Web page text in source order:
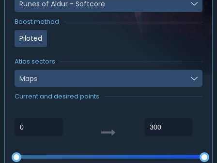
Runes of Aldur - Softcore
Boost method
Piloted
Atlas sectors
Maps
Current and desired points